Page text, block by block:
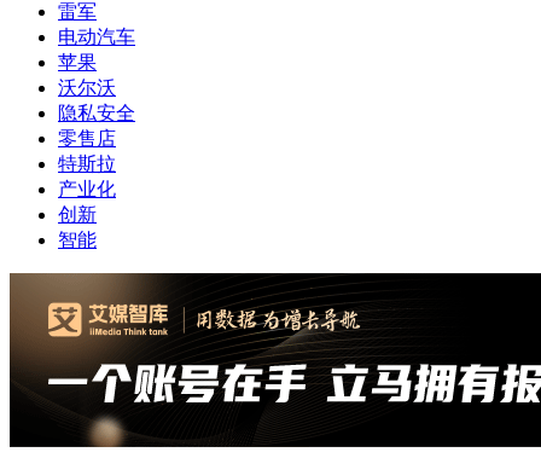
雷军
电动汽车
苹果
沃尔沃
隐私安全
零售店
特斯拉
产业化
创新
智能